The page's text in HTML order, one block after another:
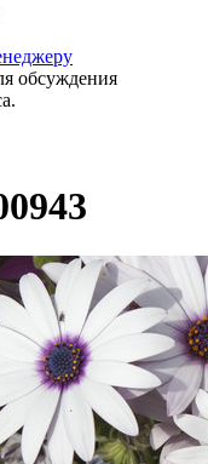
обсуждения